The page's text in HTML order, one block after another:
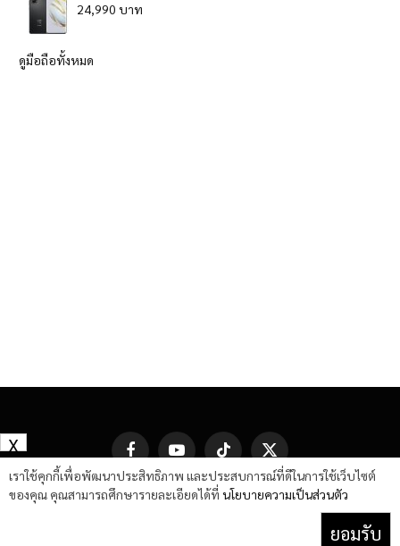
24,990 บาท
ดูมือถือทั้งหมด
FacebookYouTube TikTok
X
(Twitter)
เราใช้คุกกี้เพื่อพัฒนาประสิทธิภาพ และประสบการณ์ที่ดีในการใช้เว็บไซต์
ของคุณ คุณสามารถศึกษารายละเอียดได้ที่ นโยบายความเป็นส่วนตัว
ยอมรับ
X